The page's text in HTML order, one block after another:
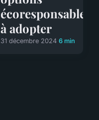
écoresponsables
à adopter
31 décembre 2024 6 min